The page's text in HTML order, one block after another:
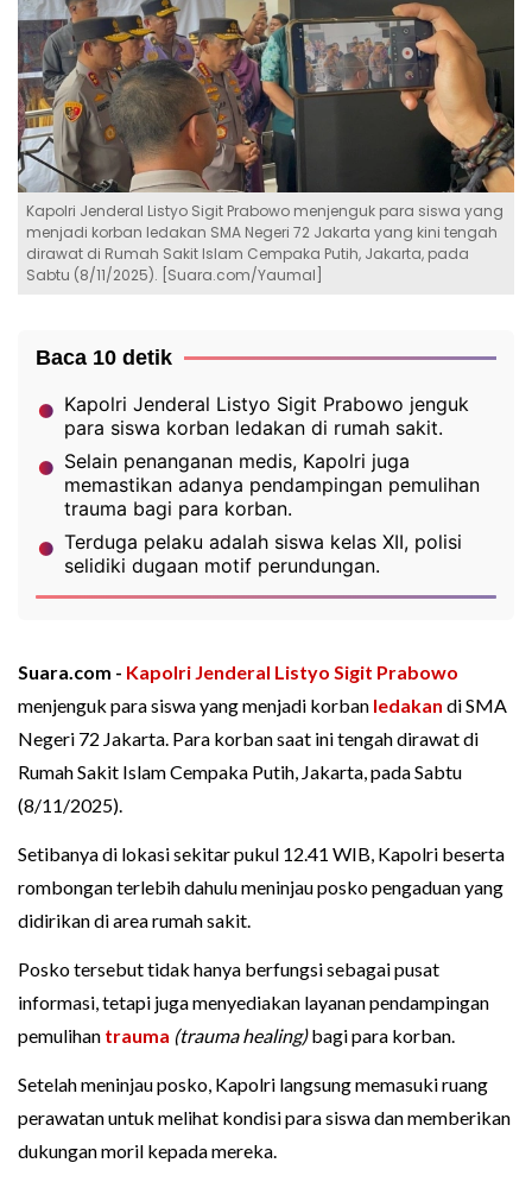
Kapolri Jenderal Listyo Sigit Prabowo menjenguk para siswa yang
menjadi korban ledakan SMA Negeri 72 Jakarta yang kini tengah
dirawat di Rumah Sakit Islam Cempaka Putih, Jakarta, pada
Sabtu (8/11/2025). [Suara.com/Yaumal]
Baca 10 detik
Kapolri Jenderal Listyo Sigit Prabowo jenguk
para siswa korban ledakan di rumah sakit.
Selain penanganan medis, Kapolri juga
memastikan adanya pendampingan pemulihan
trauma bagi para korban.
Terduga pelaku adalah siswa kelas XII, polisi
selidiki dugaan motif perundungan.
Suara.com - Kapolri Jenderal Listyo Sigit Prabowo
menjenguk para siswa yang menjadi korban ledakan di SMA
Negeri 72 Jakarta. Para korban saat ini tengah dirawat di
Rumah Sakit Islam Cempaka Putih, Jakarta, pada Sabtu
(8/11/2025).
Setibanya di lokasi sekitar pukul 12.41 WIB, Kapolri beserta
rombongan terlebih dahulu meninjau posko pengaduan yang
didirikan di area rumah sakit.
Posko tersebut tidak hanya berfungsi sebagai pusat
informasi, tetapi juga menyediakan layanan pendampingan
pemulihan trauma (trauma healing)bagi para korban.
Setelah meninjau posko, Kapolri langsung memasuki ruang
perawatan untuk melihat kondisi para siswa dan memberikan
dukungan moril kepada mereka.